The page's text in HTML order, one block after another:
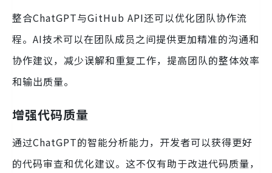
整合ChatGPT与GitHub API还可以优化团队协作流
程。AI技术可以在团队成员之间提供更加精准的沟通和
协作建议，减少误解和重复工作，提高团队的整体效率
和输出质量。
增强代码质量
通过ChatGPT的智能分析能力，开发者可以获得更好
的代码审查和优化建议。这不仅有助于改进代码质量，